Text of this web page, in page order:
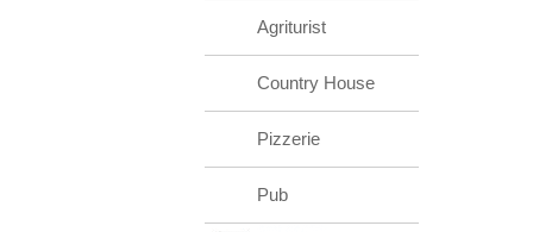
Agriturist
Country House
Pizzerie
Pub